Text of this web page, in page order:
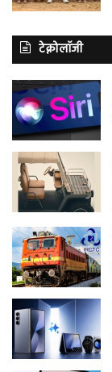
टेक्नोलॉजी